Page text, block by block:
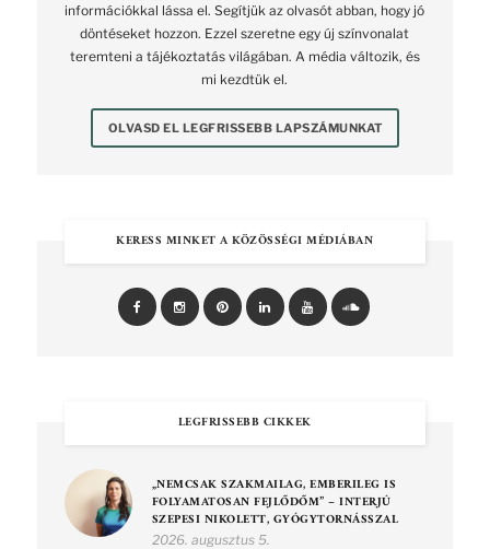
információkkal lássa el. Segítjük az olvasót abban, hogy jó
döntéseket hozzon. Ezzel szeretne egy új színvonalat
teremteni a tájékoztatás világában. A média változik, és
mi kezdtük el.
OLVASD EL LEGFRISSEBB LAPSZÁMUNKAT
KERESS MINKET A KÖZÖSSÉGI MÉDIÁBAN
LEGFRISSEBB CIKKEK
„NEMCSAK SZAKMAILAG, EMBERILEG IS
FOLYAMATOSAN FEJLŐDŐM” – INTERJÚ
SZEPESI NIKOLETT, GYÓGYTORNÁSSZAL
2026. augusztus 5.